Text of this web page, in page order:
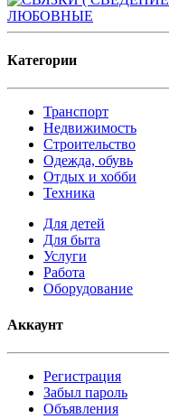
Категории
Транспорт
Недвижимость
Строительство
Одежда, обувь
Отдых и хобби
Техника
Для детей
Для быта
Услуги
Работа
Оборудование
Аккаунт
Регистрация
Забыл пароль
Объявления